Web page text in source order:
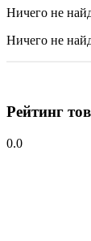
Ничего не
Ничего не
Рейтинг
0.0